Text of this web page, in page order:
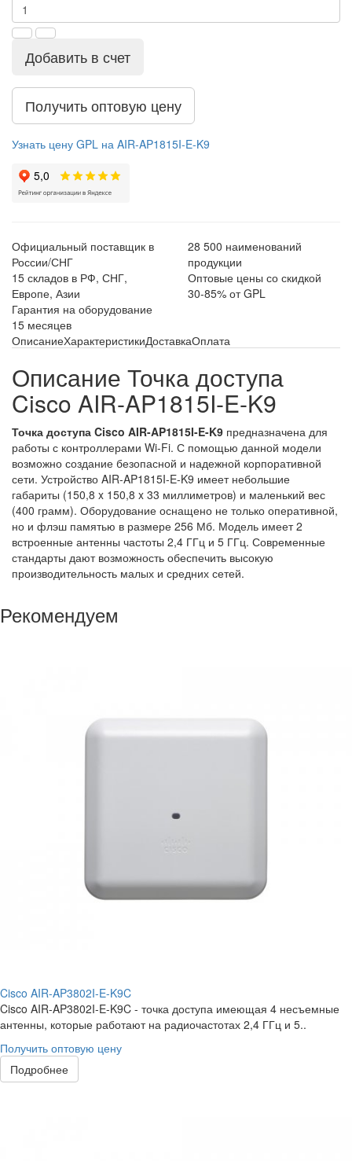
Добавить в счет
Получить оптовую цену
Узнать цену GPL на AIR-AP1815I-E-K9
Официальный поставщик в
России/СНГ
28 500 наименований
продукции
15 складов в РФ, СНГ,
Европе, Азии
Оптовые цены со скидкой
30-85% от GPL
Гарантия на оборудование
15 месяцев
ОписаниеХарактеристикиДоставкаОплата
Описание Точка доступа
Cisco AIR-AP1815I-E-K9
Точка доступа Cisco AIR-AP1815I-E-K9 предназначена для
работы с контроллерами Wi-Fi. С помощью данной модели
возможно создание безопасной и надежной корпоративной
сети. Устройство AIR-AP1815I-E-K9 имеет небольшие
габариты (150,8 x 150,8 x 33 миллиметров) и маленький вес
(400 грамм). Оборудование оснащено не только оперативной,
но и флэш памятью в размере 256 Мб. Модель имеет 2
встроенные антенны частоты 2,4 ГГц и 5 ГГц. Современные
стандарты дают возможность обеспечить высокую
производительность малых и средних сетей.
Рекомендуем
Cisco AIR-AP3802I-E-K9C
Cisco AIR-AP3802I-E-K9C - точка доступа имеющая 4 несъемные
антенны, которые работают на радиочастотах 2,4 ГГц и 5..
Получить оптовую цену
Подробнее